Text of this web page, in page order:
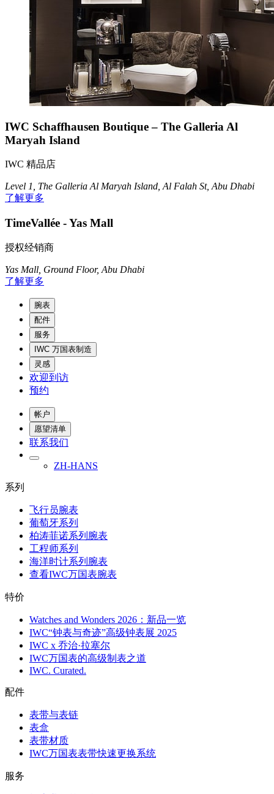
IWC Schaffhausen Boutique – The Galleria Al
Maryah Island
IWC 精品店
Level 1, The Galleria Al Maryah Island, Al Falah St, Abu Dhabi
了解更多
TimeVallée - Yas Mall
授权经销商
Yas Mall, Ground Floor, Abu Dhabi
了解更多
腕表
配件
服务
IWC 万国表制造
灵感
欢迎到访
预约
帐户
愿望清单
联系我们
ZH-HANS
系列
飞行员腕表
葡萄牙系列
柏涛菲诺系列腕表
工程师系列
海洋时计系列腕表
查看IWC万国表腕表
特价
Watches and Wonders 2026：新品一览
IWC“钟表与奇迹”高级钟表展 2025
IWC x 乔治·拉塞尔
IWC万国表的高级制表之道
IWC. Curated.
配件
表带与表链
表盒
表带材质
IWC万国表表带快速更换系统
服务